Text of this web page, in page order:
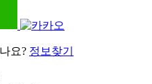
요? 정보찾기